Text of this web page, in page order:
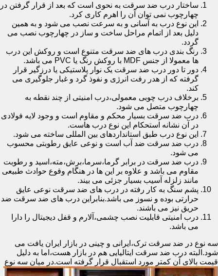
ساختار درب ضد سرقت به نحوی است که بعد از قرار گرفتن در
چهارچوب نمی توان آن را اهرم کاری کرد.
این نوع درب به آسانی و به سرعت نصب می شود و به همین
دلیل بعد از اتمام مراحل ساخت و ساز در چهارچوب نصب می
گردد.
رنگ بندی درب های ضد سرقت متنوع است و روکش این درب
ها معمولا از جنس MDF با روکش رنگ یا PVC می باشد.
دور تا دور درب ضد سرقت یک نوار پلاستیکی یا درزگیر قرار
گرفته که از هدر رفت انرژی و نفوذ گرد و غبار جلوگیری می
کند.
برخلاف درب چوبی معمولی،درب امنیتی از چند نقطه به
چهارچوب متصل می شود.
درب ضد سرقت بسیار محکم و مقاوم است و وجود لایه فولادی
در آن نشانه استحکام این نوع درب هاست.
این نوع درب طبق استانداردهای بین المللی ساخته می شود.
درب ضد سرقت ضد آب است و نوعی عایق رطوبتی محسوب
می شود.
درب ضد سرقت در برابر گرما،سرما،برش،مته،اسید و رطوبت
مقاوم می باشد و علاوه بر این ها در هنگام وقوع حوادث طبیعی
مانند زلزله آسیب بسیار جزئی می بیند.
پشم سنگ به کار رفته در درب های ضد سرقت نوعی عایق
حرارتی بوده و نسوز می باشد.بنابراین درب های ضد سرقت ضد
حریق نیز می باشند.
درب امنیتی قابلیت نصب چشمی،آلارم و قفل دیجیتال را دارا
می باشد.
سه نوع در ضد سرقت ترک،ایرانی و چینی در بازار ایران یافت می
شود.البته درب ضد سرقت ایتالیایی هم در بازار هست،اما به دلیل
قیمت بالای آن کمتر مورد استقبال قرار گرفته است.در میان سه نوع